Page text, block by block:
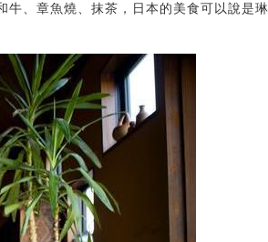
、章魚燒、抹茶，日本的美食可以說是